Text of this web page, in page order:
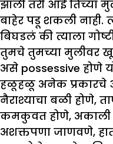
झाली तरी आई तिच्या
बाहेर पडू शकली
बिघडलं की त्याला
तुमचे तुमच्या मुलीवर
असे possessive होणे
हळूहळू अनेक प्रकारचे
नैराश्याचा बळी होणे,
कमकुवत होणे, अकाली
अशक्तपणा जाणवणे,